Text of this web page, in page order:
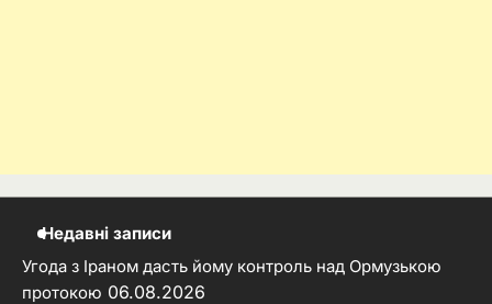
Недавні записи
Угода з Іраном дасть йому контроль над Ормузькою
протокою 06.08.2026